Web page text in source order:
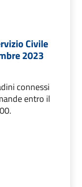
Civile
2023
connessi
entro il